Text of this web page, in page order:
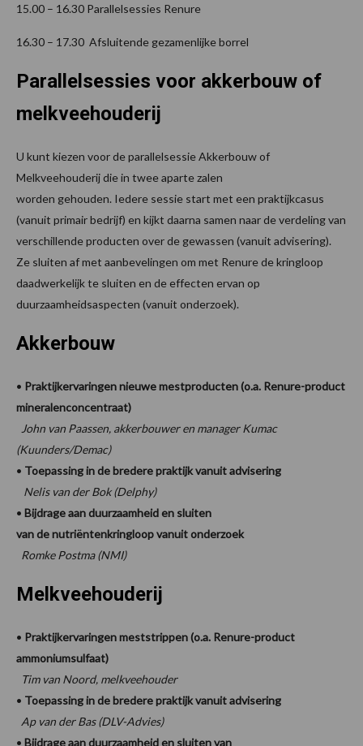
15.00 – 16.30 Parallelsessies Renure
16.30 – 17.30 Afsluitende gezamenlijke borrel
Parallelsessies voor akkerbouw of
melkveehouderij
U kunt kiezen voor de parallelsessie Akkerbouw of
Melkveehouderij die in twee aparte zalen
worden gehouden. Iedere sessie start met een praktijkcasus
(vanuit primair bedrijf) en kijkt daarna samen naar de verdeling van
verschillende producten over de gewassen (vanuit advisering).
Ze sluiten af met aanbevelingen om met Renure de kringloop
daadwerkelijk te sluiten en de effecten ervan op
duurzaamheidsaspecten (vanuit onderzoek).
Akkerbouw
• Praktijkervaringen nieuwe mestproducten (o.a. Renure-product
mineralenconcentraat)
John van Paassen, akkerbouwer en manager Kumac
(Kuunders/Demac)
• Toepassing in de bredere praktijk vanuit advisering
Nelis van der Bok (Delphy)
• Bijdrage aan duurzaamheid en sluiten
van de nutriëntenkringloop vanuit onderzoek
Romke Postma (NMI)
Melkveehouderij
• Praktijkervaringen meststrippen (o.a. Renure-product
ammoniumsulfaat)
Tim van Noord, melkveehouder
• Toepassing in de bredere praktijk vanuit advisering
Ap van der Bas (DLV-Advies)
• Bijdrage aan duurzaamheid en sluiten van